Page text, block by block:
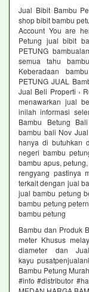
Jual Bibit Bambu
shop bibit bambu
Account You are
Petung jual bibit
PETUNG
semua tahu
Keberadaan
PETUNG JUAL
Jual Beli Properti ›
menawarkan jual
inilah informasi
Bambu Betung
bambu bali Nov
hanya di butuhkan
negeri bambu
bambu apus,
rengyang pastinya
terkait dengan jual
jual bambu petung
bambu petung
bambu petung
Bambu dan Produk
meter Khusus
diameter dan
kayu
Bambu Petung
#info #distributor